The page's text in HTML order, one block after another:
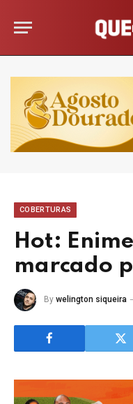
COBERTURAS
Hot:
marcado
By welington siqueira